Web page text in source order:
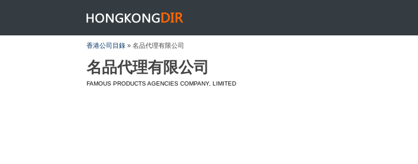
HONGKONGDIR
香港公司目錄 » 名品代理有限公司
名品代理有限公司
FAMOUS PRODUCTS AGENCIES COMPANY, LIMITED